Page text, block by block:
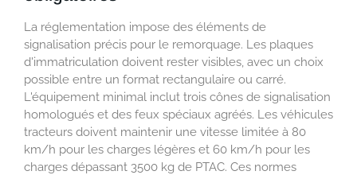
La réglementation impose des éléments de
signalisation précis pour le remorquage. Les plaques
d'immatriculation doivent rester visibles, avec un choix
possible entre un format rectangulaire ou carré.
L'équipement minimal inclut trois cônes de signalisation
homologués et des feux spéciaux agréés. Les véhicules
tracteurs doivent maintenir une vitesse limitée à 80
km/h pour les charges légères et 60 km/h pour les
charges dépassant 3500 kg de PTAC. Ces normes